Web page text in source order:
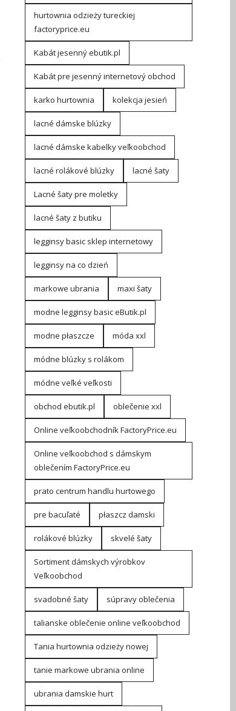
hurtownia odzieży tureckiej
factoryprice.eu
Kabát jesenný ebutik.pl
Kabát pre jesenný internetový obchod
karko hurtownia kolekcja jesień
lacné dámske blúzky
lacné dámske kabelky veľkoobchod
lacné rolákové blúzky lacné šaty
Lacné šaty pre moletky
lacné šaty z butiku
legginsy basic sklep internetowy
legginsy na co dzień
markowe ubrania maxi šaty
modne legginsy basic eButik.pl
modne płaszcze móda xxl
módne blúzky s rolákom
módne veľké veľkosti
obchod ebutik.pl oblečenie xxl
Online veľkoobchodník FactoryPrice.eu
Online veľkoobchod s dámskym
oblečením FactoryPrice.eu
prato centrum handlu hurtowego
pre bacuľaté płaszcz damski
rolákové blúzky skvelé šaty
Sortiment dámskych výrobkov
Veľkoobchod
svadobné šaty súpravy oblečenia
talianske oblečenie online veľkoobchod
Tania hurtownia odzieży nowej
tanie markowe ubrania online
ubrania damskie hurt